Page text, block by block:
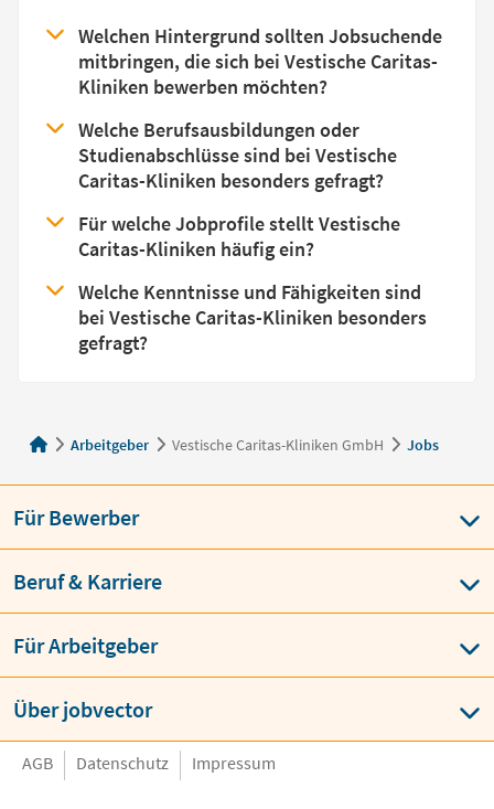
Welchen Hintergrund sollten Jobsuchende
mitbringen, die sich bei Vestische Caritas-
Kliniken bewerben möchten?
Welche Berufsausbildungen oder
Studienabschlüsse sind bei Vestische
Caritas-Kliniken besonders gefragt?
Für welche Jobprofile stellt Vestische
Caritas-Kliniken häufig ein?
Welche Kenntnisse und Fähigkeiten sind
bei Vestische Caritas-Kliniken besonders
gefragt?
Arbeitgeber Vestische Caritas-Kliniken GmbH Jobs
Für Bewerber
Beruf & Karriere
Für Arbeitgeber
Über jobvector
AGB Datenschutz Impressum